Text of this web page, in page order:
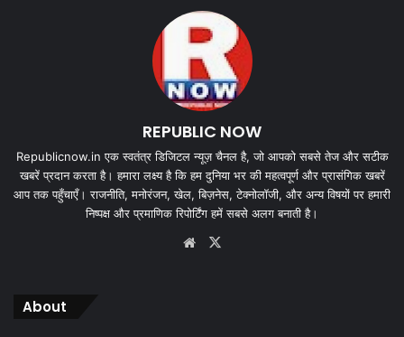
REPUBLIC NOW
Republicnow.in एक स्वतंत्र डिजिटल न्यूज़ चैनल है, जो आपको सबसे तेज और सटीक
खबरें प्रदान करता है। हमारा लक्ष्य है कि हम दुनिया भर की महत्वपूर्ण और प्रासंगिक खबरें
आप तक पहुँचाएँ। राजनीति, मनोरंजन, खेल, बिज़नेस, टेक्नोलॉजी, और अन्य विषयों पर हमारी
निष्पक्ष और प्रमाणिक रिपोर्टिंग हमें सबसे अलग बनाती है।
Website
About